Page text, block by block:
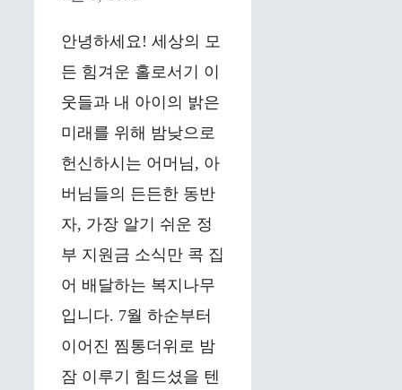
안녕하세요! 세상의 모
든 힘겨운 홀로서기 이
웃들과 내 아이의 밝은
미래를 위해 밤낮으로
헌신하시는 어머님, 아
버님들의 든든한 동반
자, 가장 알기 쉬운 정
부 지원금 소식만 콕 집
어 배달하는 복지나무
입니다. 7월 하순부터
이어진 찜통더위로 밤
잠 이루기 힘드셨을 텐